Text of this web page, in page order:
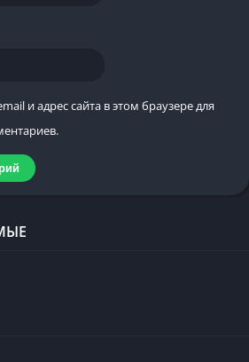
постоянных клиентов;
·02.04.2026
и адрес сайта в этом браузере для